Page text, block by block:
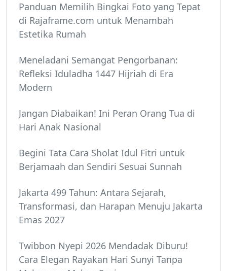
Panduan Memilih Bingkai Foto yang Tepat
di Rajaframe.com untuk Menambah
Estetika Rumah
Meneladani Semangat Pengorbanan:
Refleksi Iduladha 1447 Hijriah di Era
Modern
Jangan Diabaikan! Ini Peran Orang Tua di
Hari Anak Nasional
Begini Tata Cara Sholat Idul Fitri untuk
Berjamaah dan Sendiri Sesuai Sunnah
Jakarta 499 Tahun: Antara Sejarah,
Transformasi, dan Harapan Menuju Jakarta
Emas 2027
Twibbon Nyepi 2026 Mendadak Diburu!
Cara Elegan Rayakan Hari Sunyi Tanpa